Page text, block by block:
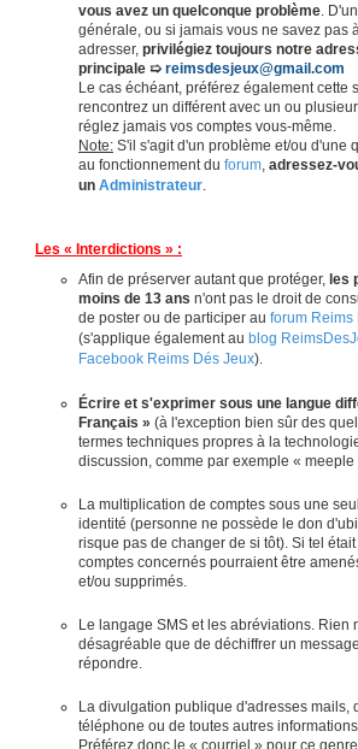
vous avez un quelconque problème .
générale, ou si jamais vous ne savez pas
adresser, privilégiez toujours notre
principale ➯ reimsdesjeux@gmail.com
Le cas échéant, préférez également cette
rencontrez un différent avec un ou
réglez jamais vos comptes vous-même.
Note: S'il s'agit d'un problème et/ou d'une
au fonctionnement du forum adressez-
un Administrateur
Les « Interdictions » :
Afin de préserver autant que protéger, les
moins de 13 ans n'ont pas le droit de
de poster ou de participer au forum Reims
(s'applique également au blog
Facebook Reims Dés Jeux).
Écrire et s'exprimer sous une langue
Français » (à l'exception bien sûr des
termes techniques propres à la
discussion, comme par exemple « meeple
La multiplication de comptes sous une
identité (personne ne possède le don
risque pas de changer de si tôt). Si tel
comptes concernés pourraient être
et/ou supprimés.
Le langage SMS et les abréviations. Rien
désagréable que de déchiffrer un
répondre.
La divulgation publique d'adresses mails,
téléphone ou de toutes autres